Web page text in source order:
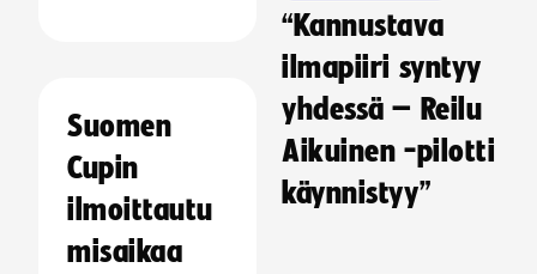
Suomen
Cupin
ilmoittautu
misaikaa
“Kannustava
ilmapiiri syntyy
yhdessä – Reilu
Aikuinen -pilotti
käynnistyy”